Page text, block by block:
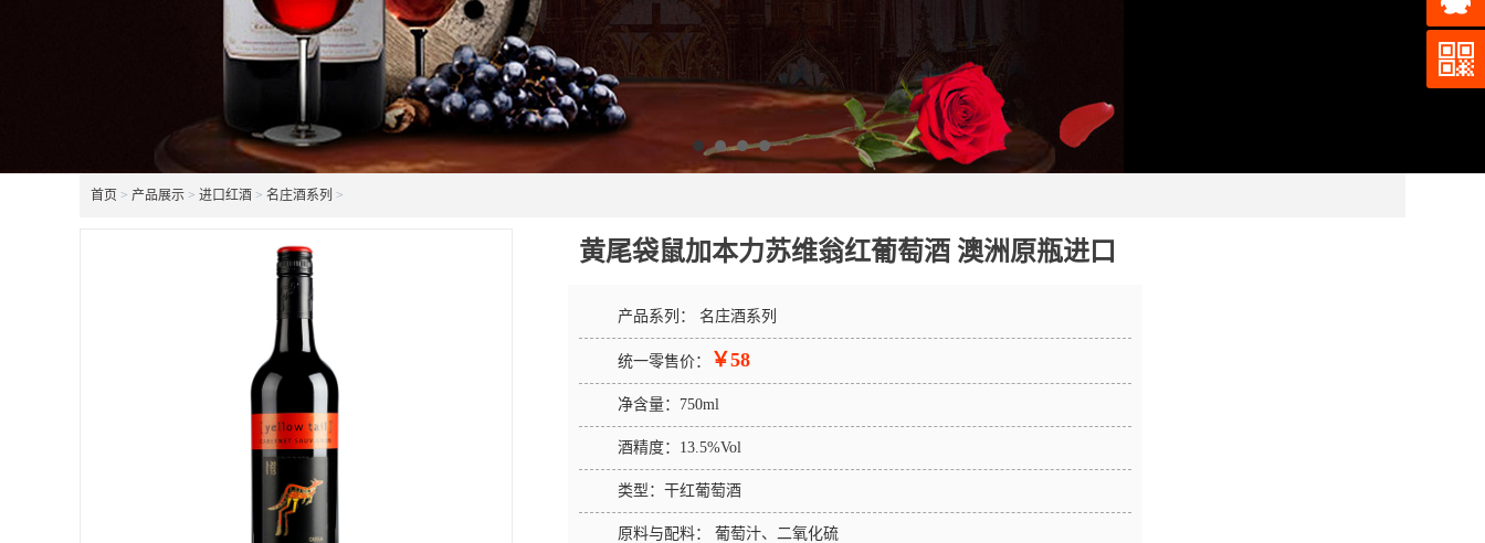
首页 > 产品展示 > 进口红酒 > 名庄酒系列 >
黄尾袋鼠加本力苏维翁红葡萄酒 澳洲原瓶进口
产品系列： 名庄酒系列
统一零售价： ￥58
净含量： 750ml
酒精度： 13.5%Vol
类型： 干红葡萄酒
原料与配料： 葡萄汁、二氧化硫